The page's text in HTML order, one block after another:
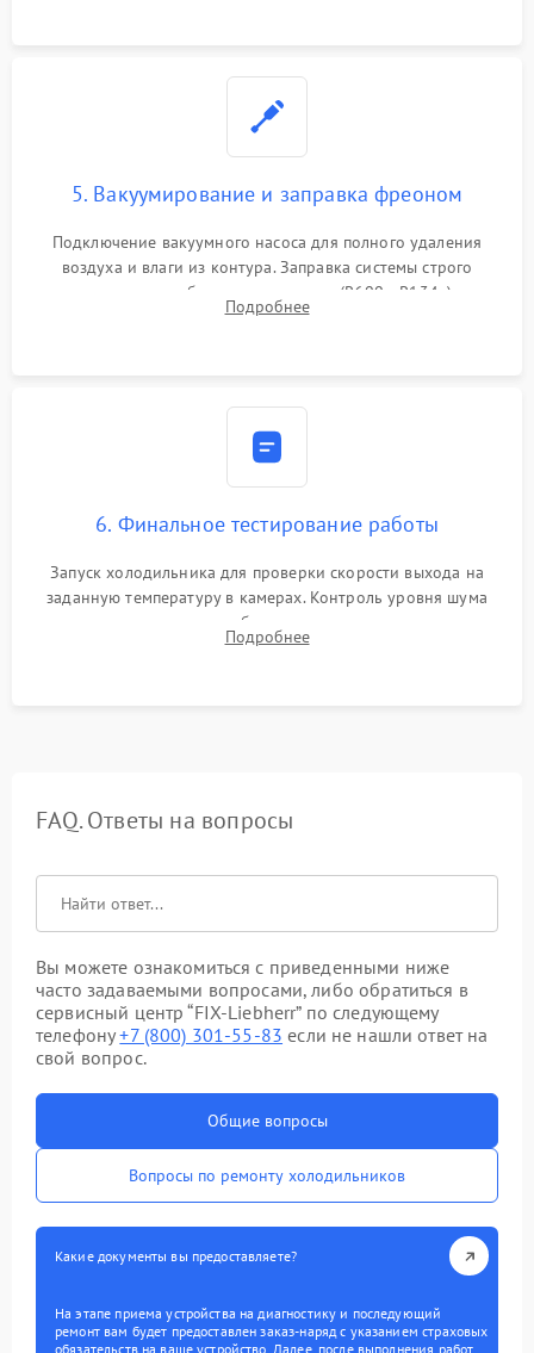
5. Вакуумирование и заправка фреоном
Подключение вакуумного насоса для полного удаления
воздуха и влаги из контура. Заправка системы строго
дозированным объемом хладагента (R600a, R134a) по
электронным весам. Контроль рабочего давления в системе.
Подробнее
6. Финальное тестирование работы
Запуск холодильника для проверки скорости выхода на
заданную температуру в камерах. Контроль уровня шума
компрессора, отсутствия обмерзания стенок и корректного
срабатывания системы автоматической оттайки.
Подробнее
FAQ. Ответы на вопросы
Вы можете ознакомиться с приведенными ниже
часто задаваемыми вопросами, либо обратиться в
сервисный центр “FIX-Liebherr” по следующему
телефону+7 (800) 301-55-83 если не нашли ответ на
свой вопрос.
Общие вопросы
Вопросы по ремонту холодильников
Какие документы вы предоставляете?
На этапе приема устройства на диагностику и последующий
ремонт вам будет предоставлен заказ-наряд с указанием страховых
обязательств на ваше устройство. Далее, после выполнения работ